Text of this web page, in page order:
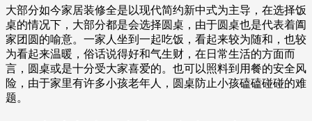
大部分如今家居装修全是以现代简约新中式为主导，在选择饭
桌的情况下，大部分都是会选择圆桌，由于圆桌也是代表着阖
家团圆的喻意。一家人坐到一起吃饭，看起来较为随和，也较
为看起来温暖，俗话说得好和气生财，在日常生活的方面而
言，圆桌或是十分受大家喜爱的。也可以照料到用餐的安全风
险，由于家里有许多小孩老年人，圆桌防止小孩磕磕碰碰的难
题。